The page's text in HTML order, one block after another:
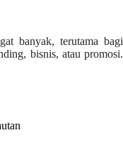
banyak, terutama bagi
bisnis, atau promosi.